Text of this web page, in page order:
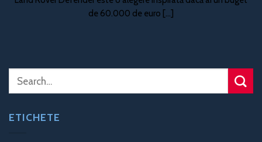
de 60.000 de euro [...]
ETICHETE